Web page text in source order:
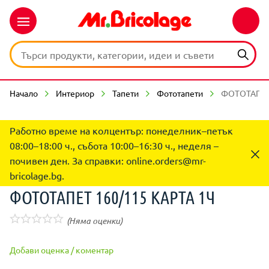
Начало Интериор Тапети Фототапети
Работно време на колцентър: понеделник–петък
08:00–18:00 ч., събота 10:00–16:30 ч., неделя –
почивен ден. За справки: online.orders@mr-
bricolage.bg.
ФОТОТАПЕТ 160/115 КАРТА 1Ч
(Няма оценки)
Добави оценка / коментар